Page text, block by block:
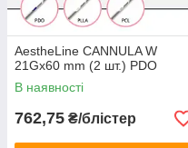
AestheLine CANNULA W
21Gх60 mm (2 шт.) PDO
В наявності
762,75 ₴/блістер